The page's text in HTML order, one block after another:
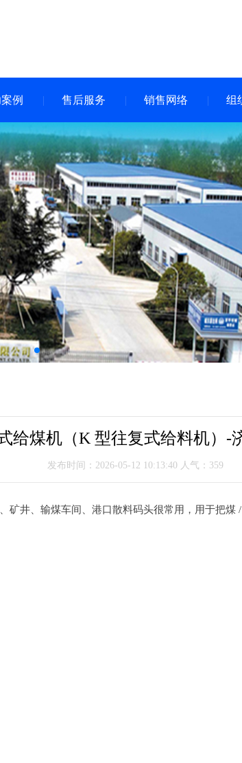
例 售后服务 销售网络 组
给煤机（K 型往复式给料机）-
发布时间：2026-05-12 10:13:40 人气：359
矿井、输煤车间、港口散料码头很常用，用于把煤